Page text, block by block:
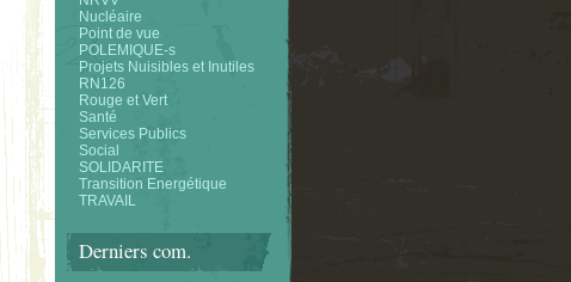
Nucléaire
Point de vue
POLEMIQUE-s
Projets Nuisibles et Inutiles
RN126
Rouge et Vert
Santé
Services Publics
Social
SOLIDARITE
Transition Energétique
TRAVAIL
Derniers com.